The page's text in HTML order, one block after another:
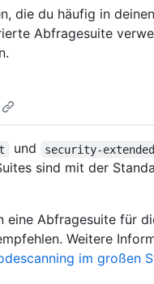
die du häufig in
Abfragesuite
und security-extended
sind mit der
eine Abfragesuite für
Weitere
im großen